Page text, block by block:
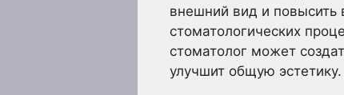
внешний вид и повысить
стоматологических
стоматолог может
улучшит общую эстетику.